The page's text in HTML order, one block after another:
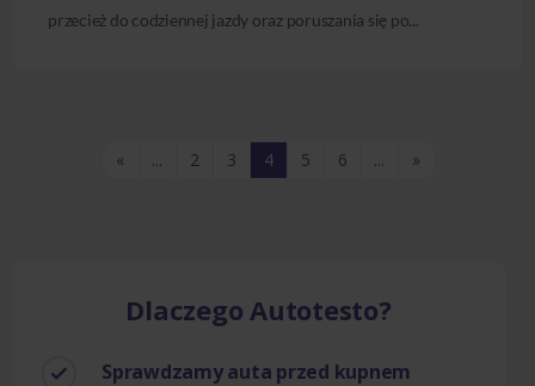
przecież do codziennej jazdy oraz poruszania się po...
« ... 2 3 4 5 6 ... »
Dlaczego Autotesto?
Sprawdzamy auta przed kupnem